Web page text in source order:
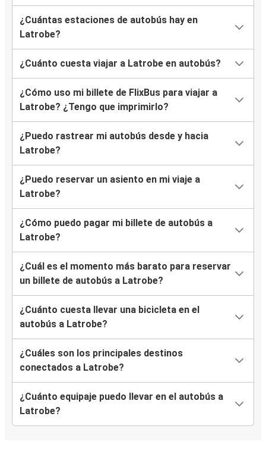
¿Cuántas estaciones de autobús hay en
Latrobe?
¿Cuánto cuesta viajar a Latrobe en autobús?
¿Cómo uso mi billete de FlixBus para viajar a
Latrobe? ¿Tengo que imprimirlo?
¿Puedo rastrear mi autobús desde y hacia
Latrobe?
¿Puedo reservar un asiento en mi viaje a
Latrobe?
¿Cómo puedo pagar mi billete de autobús a
Latrobe?
¿Cuál es el momento más barato para reservar
un billete de autobús a Latrobe?
¿Cuánto cuesta llevar una bicicleta en el
autobús a Latrobe?
¿Cuáles son los principales destinos
conectados a Latrobe?
¿Cuánto equipaje puedo llevar en el autobús a
Latrobe?